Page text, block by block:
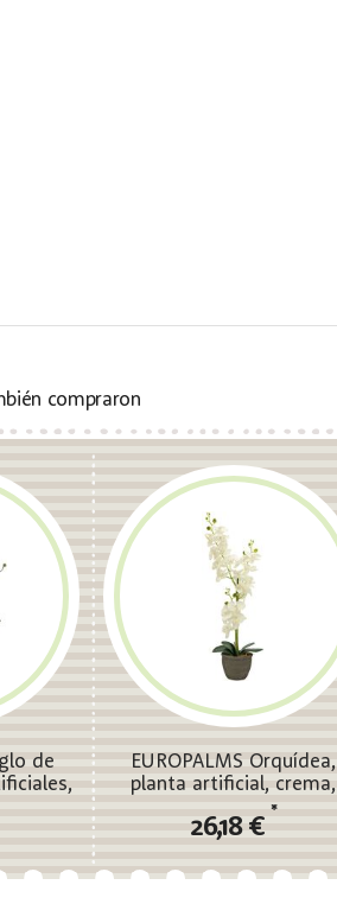
compraron
de
EUROPALMS Orquídea,
planta artificial, crema,
26,18 €
*